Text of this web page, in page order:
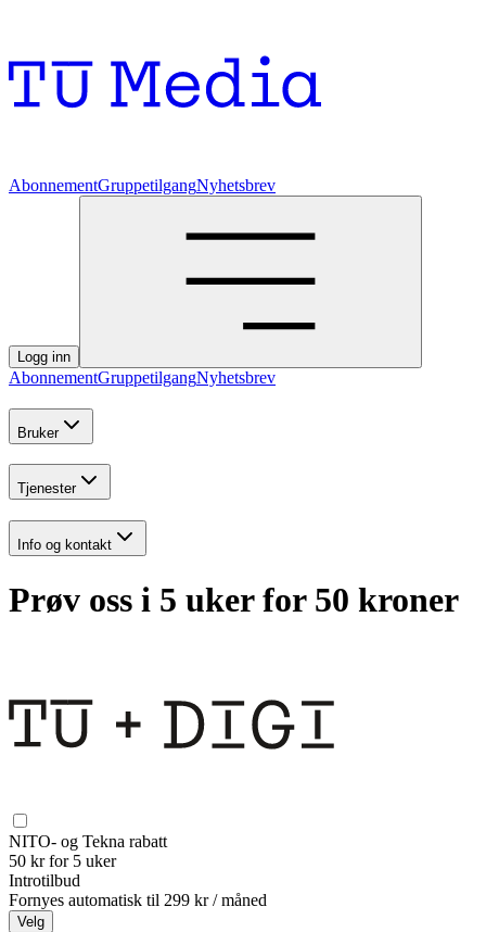
AbonnementGruppetilgangNyhetsbrev
Logg inn
AbonnementGruppetilgangNyhetsbrev
Bruker
Tjenester
Info og kontakt
Prøv oss i 5 uker for 50 kroner
NITO- og Tekna rabatt
50 kr for 5 uker
Introtilbud
Fornyes automatisk til 299 kr / måned
Velg